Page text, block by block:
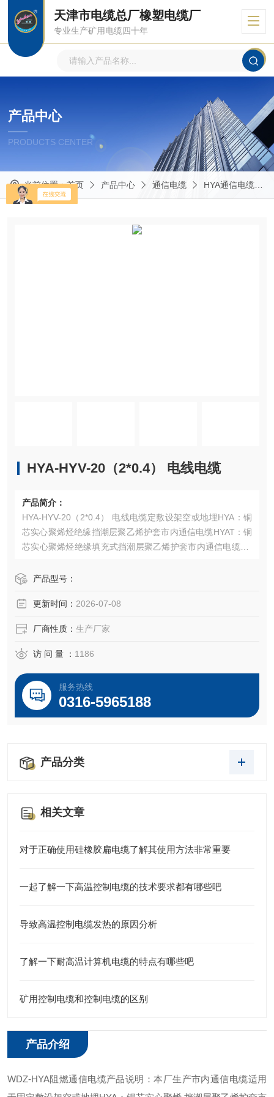
天津市电缆总厂橡塑电缆厂
专业生产矿用电缆四十年
产品中心
PRODUCTS CENTER
当前位置：首页 产品中心 通信电缆 HYA通信电缆
HYA-HYV-20（2*0.4） 电线电缆
产品简介：
HYA-HYV-20（2*0.4） 电线电缆定敷设架空或地埋HYA：铜
芯实心聚烯烃绝缘挡潮层聚乙烯护套市内通信电缆HYAT：铜
芯实心聚烯烃绝缘填充式挡潮层聚乙烯护套市内通信电缆HY
电缆HYA53：铜芯实心聚烯烃绝缘挡潮层聚乙烯护套钢塑带
填充式挡潮层聚乙烯护套钢塑带铠装
产品型号：
更新时间： 2026-07-08
厂商性质： 生产厂家
访 问 量 ： 1186
服务热线
0316-5965188
产品分类
相关文章
对于正确使用硅橡胶扁电缆了解其使用方法非常重要
一起了解一下高温控制电缆的技术要求都有哪些吧
导致高温控制电缆发热的原因分析
了解一下耐高温计算机电缆的特点有哪些吧
矿用控制电缆和控制电缆的区别
产品介绍
WDZ-HYA阻燃通信电缆产品说明：本厂生产市内通信电缆适用